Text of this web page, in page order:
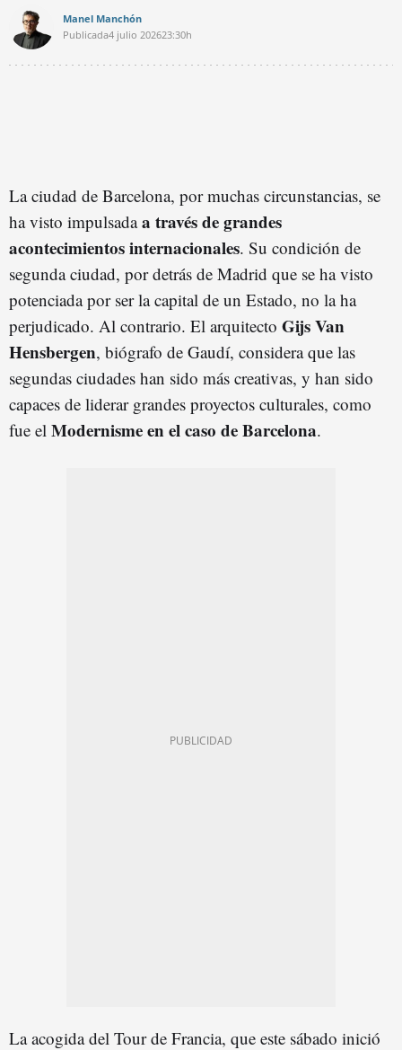
Manel Manchón
Publicada4 julio 202623:30h
La ciudad de Barcelona, por muchas circunstancias, se
ha visto impulsadaa través de grandes
acontecimientos internacionales. Su condición de
segunda ciudad, por detrás de Madrid que se ha visto
potenciada por ser la capital de un Estado, no la ha
perjudicado. Al contrario. El arquitecto Gijs Van
Hensbergen, biógrafo de Gaudí, considera que las
segundas ciudades han sido más creativas, y han sido
capaces de liderar grandes proyectos culturales, como
fue el Modernisme en el caso de Barcelona.
La acogida del Tour de Francia, que este sábado inició